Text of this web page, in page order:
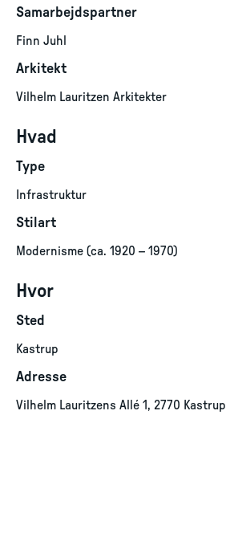
Samarbejdspartner
Finn Juhl
Arkitekt
Vilhelm Lauritzen Arkitekter
Hvad
Type
Infrastruktur
Stilart
Modernisme (ca. 1920 – 1970)
Hvor
Sted
Kastrup
Adresse
Vilhelm Lauritzens Allé 1, 2770 Kastrup